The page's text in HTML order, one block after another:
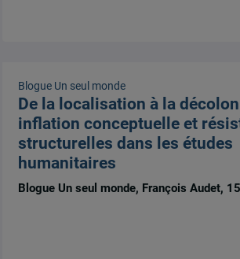
Blogue Un seul monde
De la localisation à la
inflation conceptuelle et
structurelles dans les études
humanitaires
Blogue Un seul monde, François Audet,